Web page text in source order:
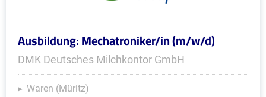
Ausbildung: Mechatroniker/in (m/w/d)
DMK Deutsches Milchkontor GmbH
Waren (Müritz)